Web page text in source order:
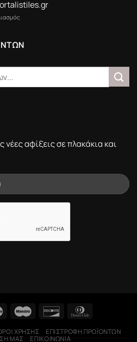
Friday
στο
Portalistiles.gr
στο
Portalistiles.gr
νέες αφίξεις σε πλακάκια και
ΧΡΉΣΗΣ
ΕΠΙΣΤΡΟΦΉ ΠΡΟΪΌΝΤΩΝ
ΜΑΣ
ΕΠΙΚΟΙΝΩΝΊΑ